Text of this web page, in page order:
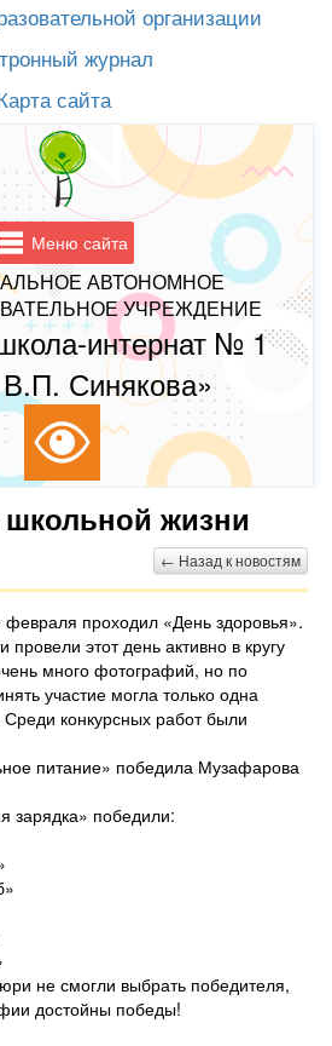
организации
журнал
сайта
Меню сайта
АВТОНОМНОЕ
УЧРЕЖДЕНИЕ
интернат № 1
Синякова»
жизни
← Назад к новостям
проходил «День здоровья».
провели этот день активно в кругу
много фотографий, но по
участие могла только одна
конкурсных работ были
питание» победила Музафарова
зарядка» победили:
не смогли выбрать победителя,
достойны победы!